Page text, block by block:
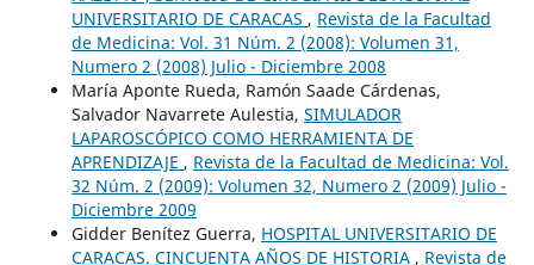
UNIVERSITARIO DE CARACAS , Revista de la Facultad
de Medicina: Vol. 31 Núm. 2 (2008): Volumen 31,
Numero 2 (2008) Julio - Diciembre 2008
María Aponte Rueda, Ramón Saade Cárdenas,
Salvador Navarrete Aulestia, SIMULADOR
LAPAROSCÓPICO COMO HERRAMIENTA DE
APRENDIZAJE , Revista de la Facultad de Medicina: Vol.
32 Núm. 2 (2009): Volumen 32, Numero 2 (2009) Julio -
Diciembre 2009
Gidder Benítez Guerra, HOSPITAL UNIVERSITARIO DE
CARACAS. CINCUENTA AÑOS DE HISTORIA , Revista de